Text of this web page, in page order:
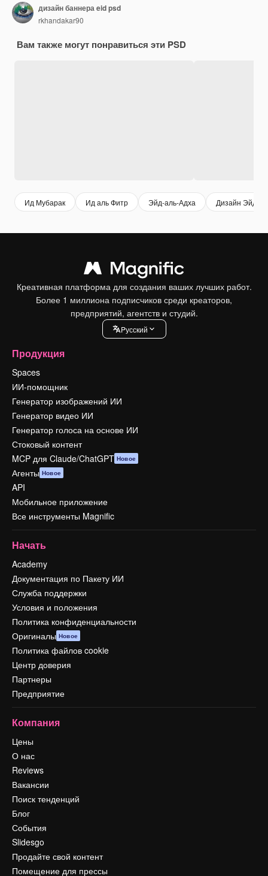
дизайн баннера eid psd
rkhandakar90
Вам также могут понравиться эти PSD
Ид Мубарак Ид аль Фитр Эйд-аль-Адха Дизайн Эйд
Креативная платформа для создания ваших лучших работ.
Более 1 миллиона подписчиков среди креаторов,
предприятий, агентств и студий.
Pусский
Продукция
Spaces
ИИ-помощник
Генератор изображений ИИ
Генератор видео ИИ
Генератор голоса на основе ИИ
Стоковый контент
MCP для Claude/ChatGPT Новое
Агенты Новое
API
Мобильное приложение
Все инструменты Magnific
Начать
Academy
Документация по Пакету ИИ
Служба поддержки
Условия и положения
Политика конфиденциальности
Оригиналы Новое
Политика файлов cookie
Центр доверия
Партнеры
Предприятие
Компания
Цены
О нас
Reviews
Вакансии
Поиск тенденций
Блог
События
Slidesgo
Продайте свой контент
Помещение для прессы